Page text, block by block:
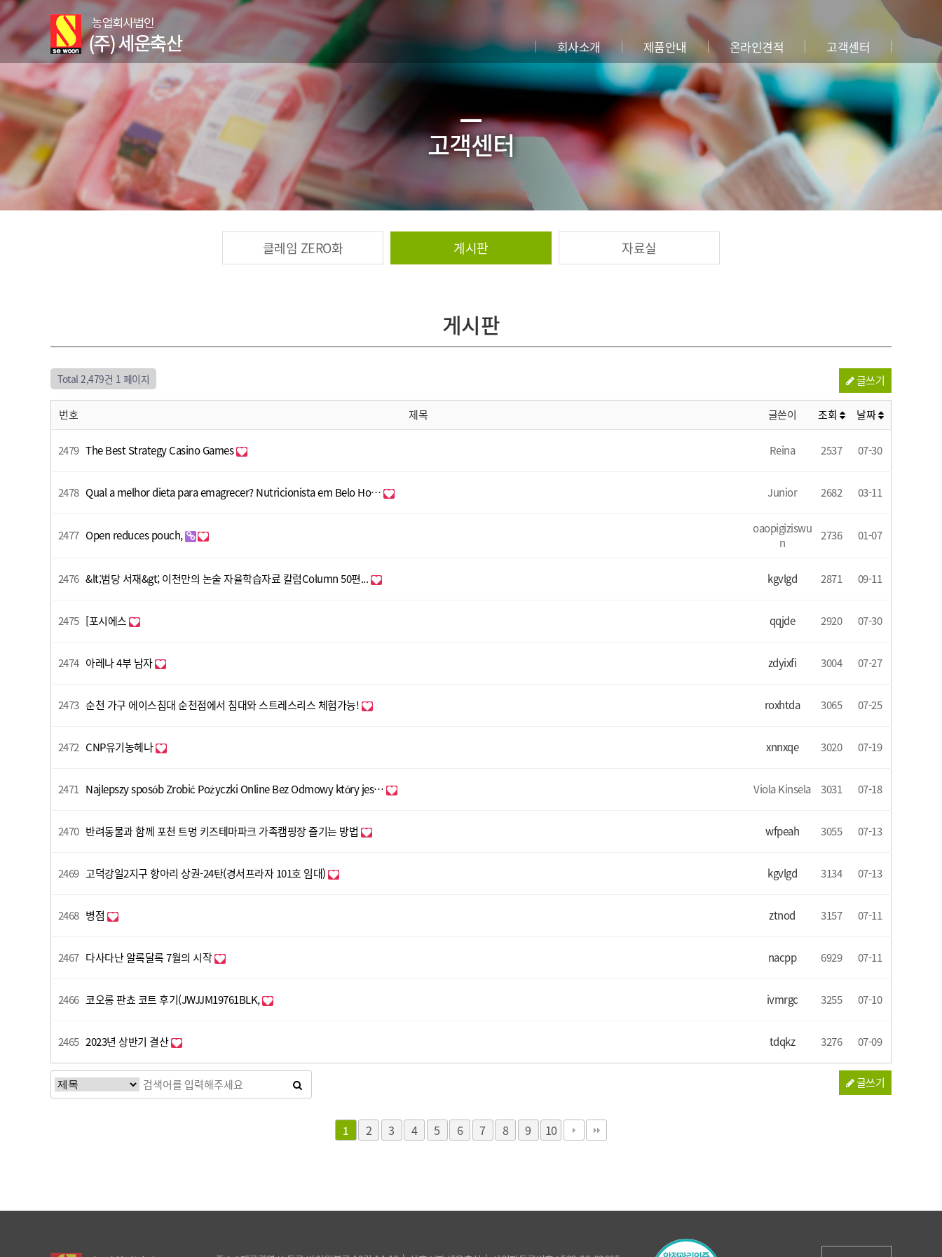
회사소개 제품안내 온라인견적 고객센터
고객센터
클레임 ZERO화 게시판 자료실
게시판
Total 2,479건 1 페이지 글쓰기
번호 제목 글쓴이 조회 날짜
2479 The Best Strategy Casino Games Reina 2537 07-30
2478 Qual a melhor dieta para emagrecer? Nutricionista em Belo Ho… Junior 2682 03-11
2477 Open reduces pouch,
oaopigiziswu
n
2736 01-07
2476 &lt;범당 서재&gt; 이천만의 논술 자율학습자료 칼럼Column 50편... kgvlgd 2871 09-11
2475 [포시에스 qqjde 2920 07-30
2474 아레나 4부 남자 zdyixfi 3004 07-27
2473 순천 가구 에이스침대 순천점에서 침대와 스트레스리스 체험가능! roxhtda 3065 07-25
2472 CNP유기농헤나 xnnxqe 3020 07-19
2471 Najlepszy sposób Zrobić Pożyczki Online Bez Odmowy który jes… Viola Kinsela 3031 07-18
2470 반려동물과 함께 포천 트멍 키즈테마파크 가족캠핑장 즐기는 방법 wfpeah 3055 07-13
2469 고덕강일2지구 항아리 상권-24탄(경서프라자 101호 임대) kgvlgd 3134 07-13
2468 병점 ztnod 3157 07-11
2467 다사다난 알록달록 7월의 시작 nacpp 6929 07-11
2466 코오롱 판쵸 코트 후기(JWJJM19761BLK, ivmrgc 3255 07-10
2465 2023년 상반기 결산 tdqkz 3276 07-09
글쓰기
1 2 3 4 5 6 7 8 9 10